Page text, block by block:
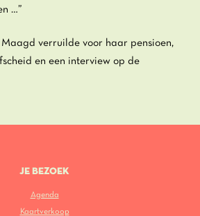
…”
Maagd verruilde voor haar pensioen,
en een interview op de
JE BEZOEK
Agenda
Kaartverkoop